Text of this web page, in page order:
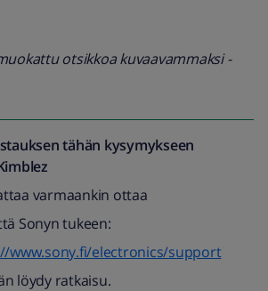
otsikkoa kuvaavammaksi -
tähän kysymykseen
varmaankin ottaa
Sonyn tukeen:
www.sony.fi/electronics/support
löydy ratkaisu.